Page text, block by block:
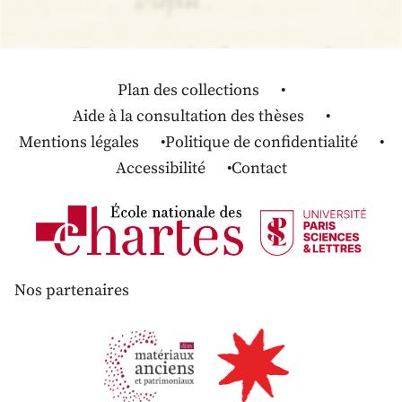
Plan des collections
Aide à la consultation des thèses
Mentions légales
Politique de confidentialité
Accessibilité
Contact
Nos partenaires